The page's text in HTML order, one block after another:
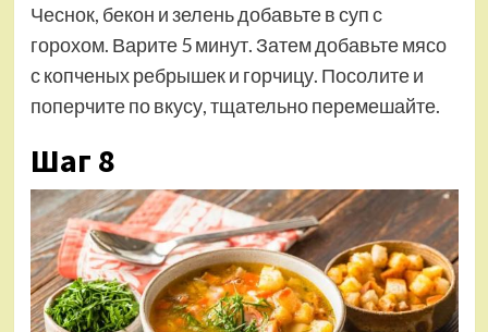
Чеснок, бекон и зелень добавьте в суп с
горохом. Варите 5 минут. Затем добавьте мясо
с копченых ребрышек и горчицу. Посолите и
поперчите по вкусу, тщательно перемешайте.
Шаг 8